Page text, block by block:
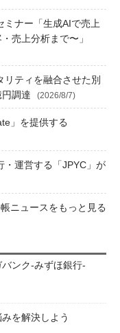
ミナー「生成AIで売上
売上分析まで〜」
ティを融合させた別
調達
(2026/8/7)
」を提供する
・運営する「JPYC」が
ニュースをもっと見る
ンク-みずほ銀行-
を解決しよう